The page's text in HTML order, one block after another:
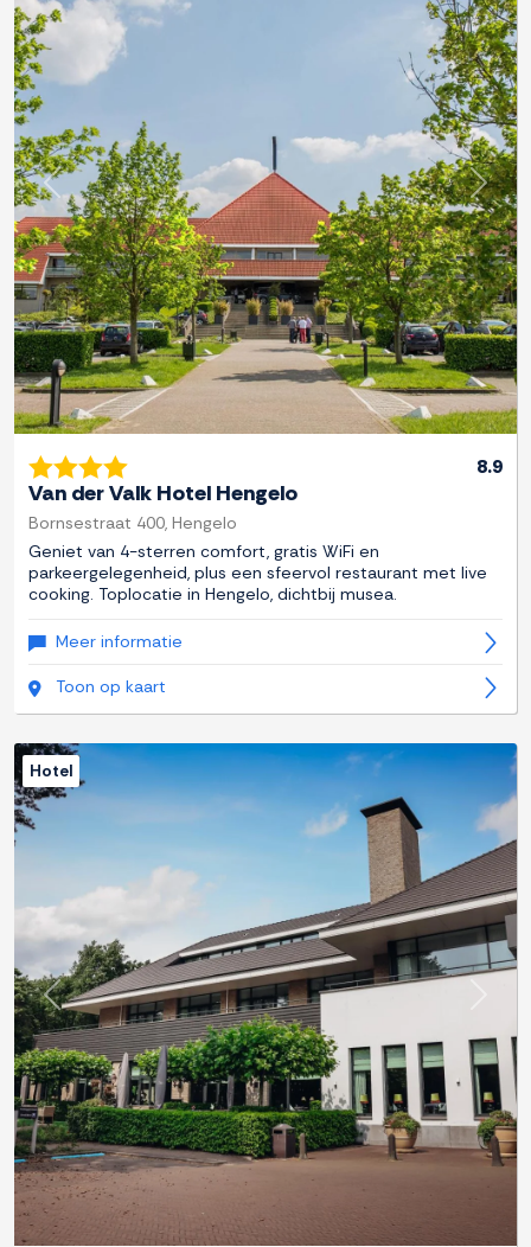
Previous Next
8.9
Van der Valk Hotel Hengelo
Bornsestraat 400, Hengelo
Geniet van 4-sterren comfort, gratis WiFi en
parkeergelegenheid, plus een sfeervol restaurant met live
cooking. Toplocatie in Hengelo, dichtbij musea.
Meer informatie
Toon op kaart
Previous
Hotel